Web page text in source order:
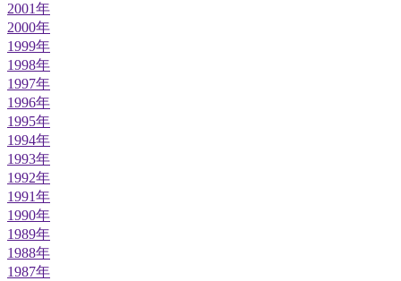
2001年
2000年
1999年
1998年
1997年
1996年
1995年
1994年
1993年
1992年
1991年
1990年
1989年
1988年
1987年